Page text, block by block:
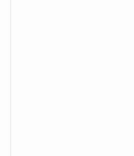
dan pengampunan. Banyak
batin dan harus menghadapi
sendiri. Ini yang bikin The
bukan cuma nyeritain hantu
dalam diri manusia.
bisa jadi refleksi tentang
ngubur rasa sakit sampai jadi
Akhir Cerita